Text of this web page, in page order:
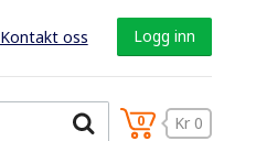
Kontakt oss Logg inn
0 Kr 0